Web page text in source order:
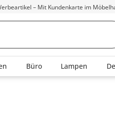
– Mit Kundenkarte im
Büro Lampen